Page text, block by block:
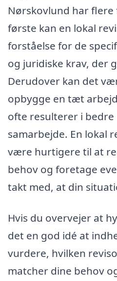
Nørskovlund har
første kan en lokal
forståelse for de
og juridiske krav, der
Derudover kan det
opbygge en tæt
ofte resulterer i
samarbejde. En lokal
være hurtigere til at
behov og foretage
takt med, at din
Hvis du overvejer at
det en god idé at
vurdere, hvilken
matcher dine behov